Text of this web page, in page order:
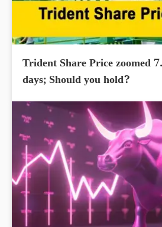
Trident Share Price zoomed
days; Should you hold?